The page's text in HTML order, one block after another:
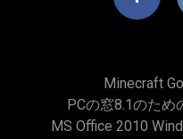
Minecraft
PCの窓8.1のため
MS Office 2010